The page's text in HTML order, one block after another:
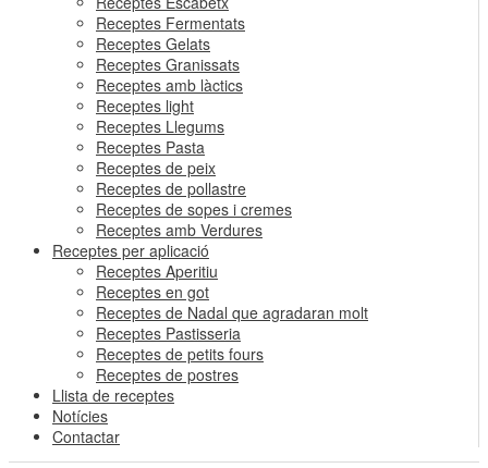
Receptes Fermentats
Receptes Gelats
Receptes Granissats
Receptes amb làctics
Receptes light
Receptes Llegums
Receptes Pasta
Receptes de peix
Receptes de pollastre
Receptes de sopes i cremes
Receptes amb Verdures
Receptes per aplicació
Receptes Aperitiu
Receptes en got
Receptes de Nadal que agradaran molt
Receptes Pastisseria
Receptes de petits fours
Receptes de postres
Llista de receptes
Notícies
Contactar